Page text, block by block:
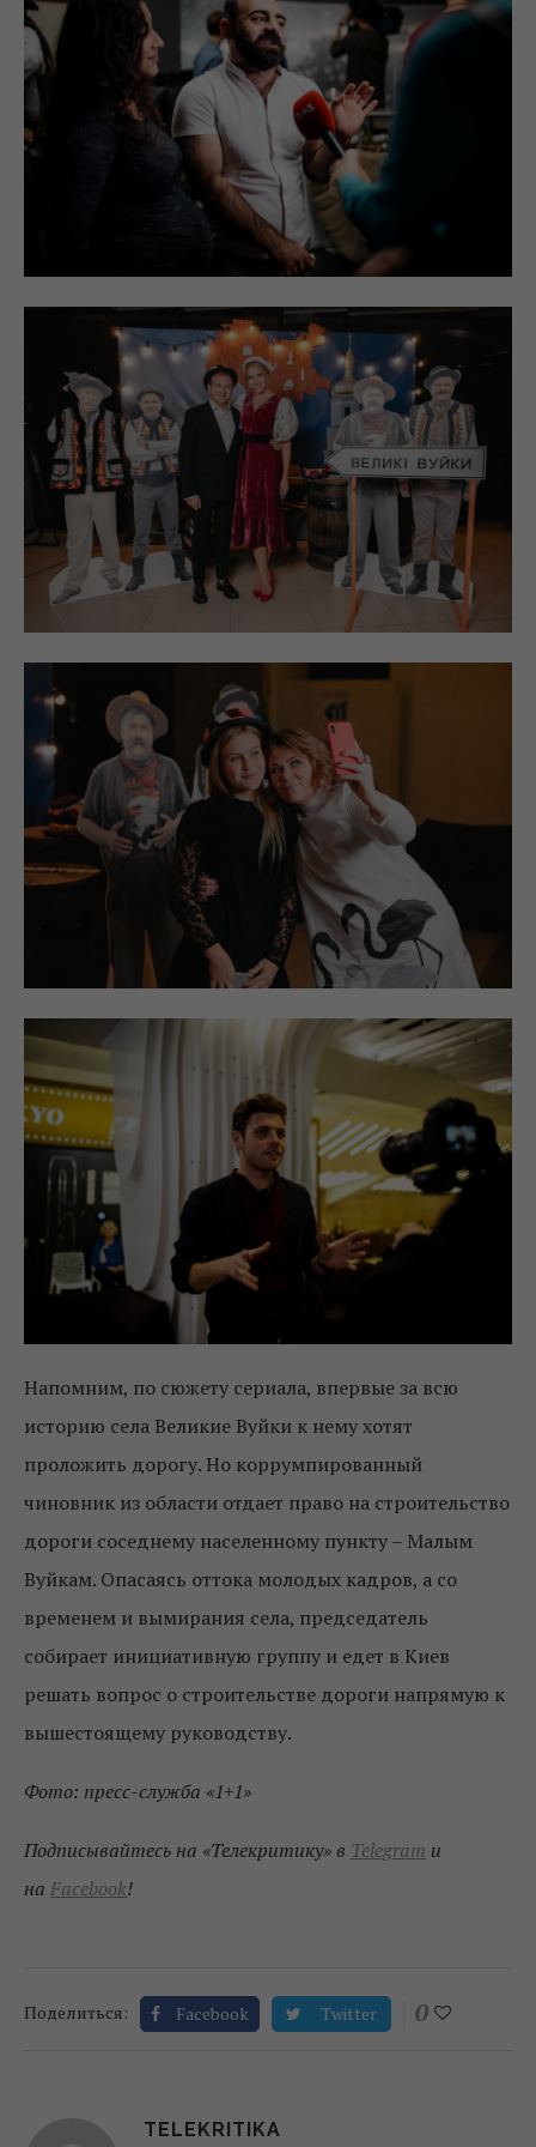
Напомним, по сюжету сериала, впервые за всю
историю села Великие Вуйки к нему хотят
проложить дорогу. Но коррумпированный
чиновник из области отдает право на строительство
дороги соседнему населенному пункту – Малым
Вуйкам. Опасаясь оттока молодых кадров, а со
временем и вымирания села, председатель
собирает инициативную группу и едет в Киев
решать вопрос о строительстве дороги напрямую к
вышестоящему руководству.
Фото: пресс-служба «1+1»
Подписывайтесь на «Телекритику» в Telegram и
на Facebook!
Поделиться: Facebook Twitter 0
TELEKRITIKA